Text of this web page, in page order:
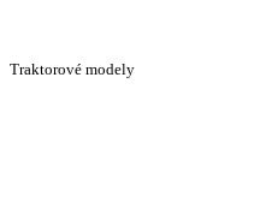
Traktorové modely